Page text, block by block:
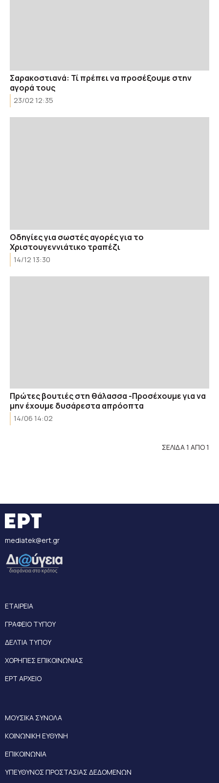
Σαρακοστιανά: Τί πρέπει να προσέξουμε στην
αγορά τους
23/02 12:35
Οδηγίες για σωστές αγορές για το
Χριστουγεννιάτικο τραπέζι
14/12 13:30
Πρώτες βουτιές στη θάλασσα -Προσέχουμε για να
μην έχουμε δυσάρεστα απρόοπτα
14/06 14:02
ΣΕΛΙΔΑ 1 ΑΠΟ 1
mediatek@ert.gr
ΕΤΑΙΡΕΙΑ
ΓΡΑΦΕΙΟ ΤΥΠΟΥ
ΔΕΛΤΙΑ ΤΥΠΟΥ
ΧΟΡΗΓΙΕΣ ΕΠΙΚΟΙΝΩΝΙΑΣ
ΕΡΤ ΑΡΧΕΙΟ
ΜΟΥΣΙΚΑ ΣΥΝΟΛΑ
ΚΟΙΝΩΝΙΚΗ ΕΥΘΥΝΗ
ΕΠΙΚΟΙΝΩΝΙΑ
ΥΠΕΥΘΥΝΟΣ ΠΡΟΣΤΑΣΙΑΣ ΔΕΔΟΜΕΝΩΝ